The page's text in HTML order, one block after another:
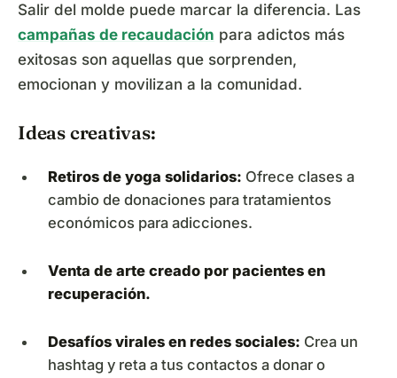
Salir del molde puede marcar la diferencia. Las
campañas de recaudación para adictos más
exitosas son aquellas que sorprenden,
emocionan y movilizan a la comunidad.
Ideas creativas:
Retiros de yoga solidarios: Ofrece clases a
cambio de donaciones para tratamientos
económicos para adicciones.
Venta de arte creado por pacientes en
recuperación.
Desafíos virales en redes sociales: Crea un
hashtag y reta a tus contactos a donar o